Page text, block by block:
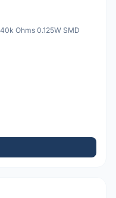
Ohms 0.125W SMD